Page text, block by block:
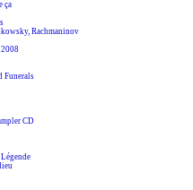
ça
Rachmaninov
Funerals
CD